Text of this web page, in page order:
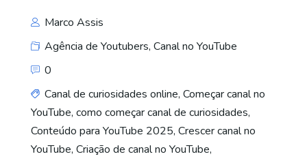
Marco Assis
Agência de Youtubers, Canal no YouTube
0
Canal de curiosidades online, Começar canal no
YouTube, como começar canal de curiosidades,
Conteúdo para YouTube 2025, Crescer canal no
YouTube, Criação de canal no YouTube,